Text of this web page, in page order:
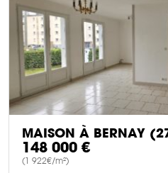
MAISON À BERNAY
148 000 €
(1 922€/m²)